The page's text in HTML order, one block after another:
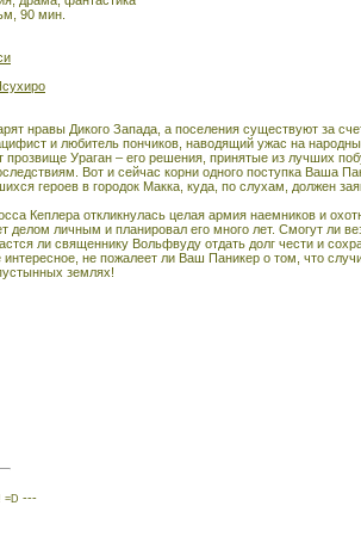
90 мин.
нравы Дикого Запада, а поселения существуют за
и любитель пончиков, наводящий ужас на
прозвище Ураган – его решения, принятые из лучших
Вот и сейчас корни одного поступка Ваша
героев в городок Макка, куда, по слухам, должен
Кеплера откликнулась целая армия наемников и
делом личным и планировал его много лет. Смогут ли
ли священнику Вольфвуду отдать долг чести и
не пожалеет ли Ваш Паникер о том, что
землях!
=D ---